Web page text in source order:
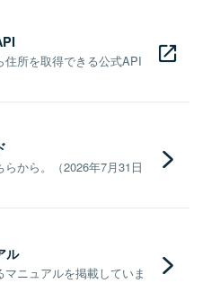
所を取得できる公式API
から。（2026年7月31日
ル
ニュアルを掲載していま